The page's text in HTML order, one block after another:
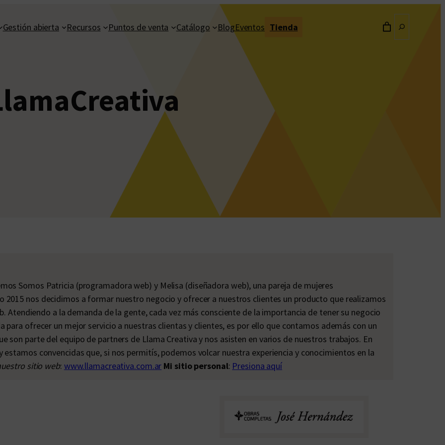
Gestión abierta Recursos Puntos de venta Catálogo BlogEventos Tienda
Somos Patricia (programadora web) y Melisa (diseñadora web), una pareja de mujeres
2015 nos decidimos a formar nuestro negocio y ofrecer a nuestros clientes un producto que realizamos
Atendiendo a la demanda de la gente, cada vez más consciente de la importancia de tener su negocio
para ofrecer un mejor servicio a nuestras clientas y clientes, es por ello que contamos además con un
son parte del equipo de partners de Llama Creativa y nos asisten en varios de nuestros trabajos. En
convencidas que, si nos permitís, podemos volcar nuestra experiencia y conocimientos en la
sitio web: www.llamacreativa.com.ar Mi sitio personal: Presiona aquí